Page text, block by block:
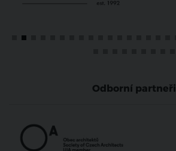
Odborní partneři